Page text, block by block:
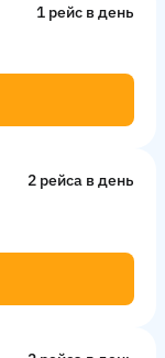
1 рейс в день
2 рейсa в день